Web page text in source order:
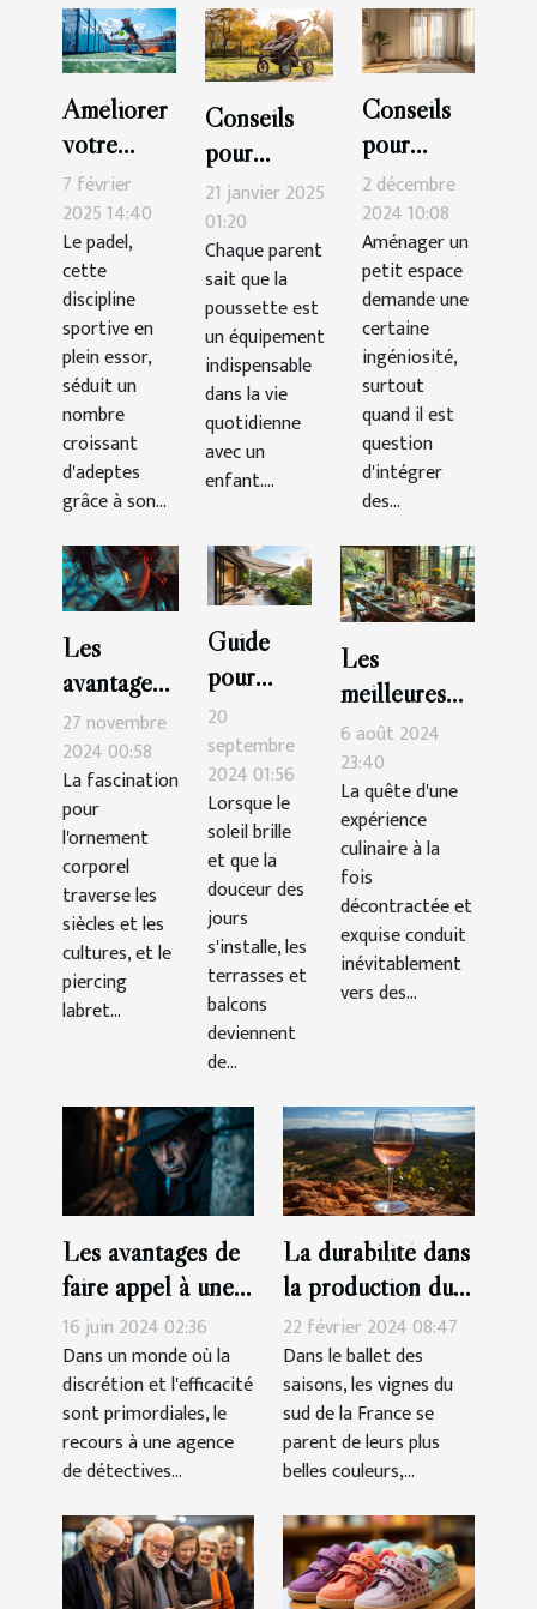
Améliorer
votre
technique
de padel :
exercices
pratiques
7 février
2025 14:40
Le padel,
cette
discipline
sportive en
plein essor,
séduit un
nombre
croissant
d'adeptes
grâce à son...
Conseils
pour
maintenir et
nettoyer
votre
poussette
efficacement
21 janvier 2025
01:20
Chaque parent
sait que la
poussette est
un équipement
indispensable
dans la vie
quotidienne
avec un
enfant....
Conseils
pour
intégrer
une
armoire
trois
portes
dans un
petit
espace
2 décembre
2024 10:08
Aménager un
petit espace
demande une
certaine
ingéniosité,
surtout
quand il est
question
d'intégrer
des...
Les
avantages
esthétiques
des
piercings
labret
supérieurs
et
inférieurs
27 novembre
2024 00:58
La fascination
pour
l'ornement
corporel
traverse les
siècles et les
cultures, et le
piercing
labret...
Guide
pour
choisir le
store
banne
parfait
pour
terrasses
et
balcons
20
septembre
2024 01:56
Lorsque le
soleil brille
et que la
douceur des
jours
s'installe, les
terrasses et
balcons
deviennent
de...
Les
meilleures
tables pour
une cuisine
décontractée
et
savoureuse
6 août 2024
23:40
La quête d'une
expérience
culinaire à la
fois
décontractée et
exquise conduit
inévitablement
vers des...
Les avantages de
faire appel à une
agence de
détectives privés
agréée pour des
enquêtes discrètes
et efficaces
16 juin 2024 02:36
Dans un monde où la
discrétion et l'efficacité
sont primordiales, le
recours à une agence
de détectives...
La durabilité dans
la production du
vin rosé Côtes-
de-Provence
22 février 2024 08:47
Dans le ballet des
saisons, les vignes du
sud de la France se
parent de leurs plus
belles couleurs,...